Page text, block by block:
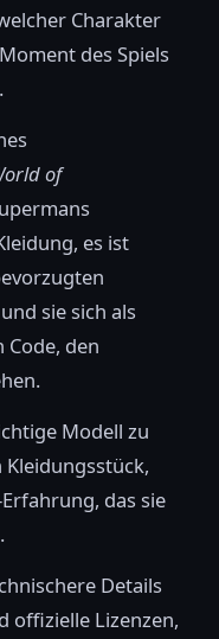
Charakter
des Spiels
of
es ist
sie sich als
Code, den
Modell zu
das sie
Details
offizielle Lizenzen,